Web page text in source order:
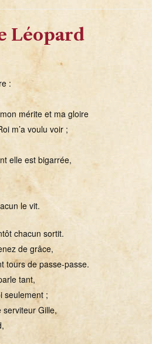
Léopard
:
mérite et ma gloire
m’a voulu voir ;
elle est bigarrée,
le vit.
chacun sortit.
de grâce,
tours de passe-passe.
tant,
seulement ;
serviteur Gille,